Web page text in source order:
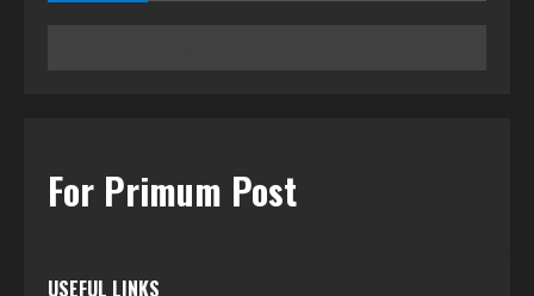
For Primum Post
USEFUL LINKS